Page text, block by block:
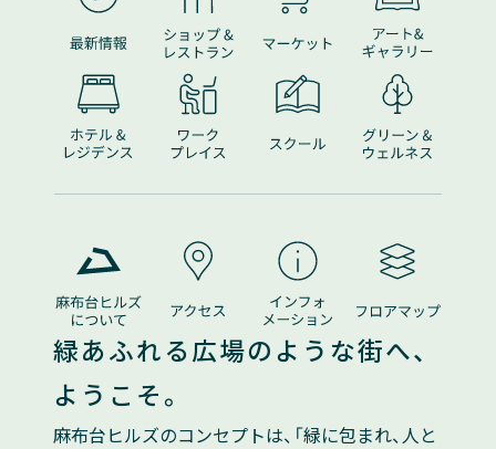
緑あふれる広場のような街へ、
ようこそ。
麻布台ヒルズのコンセプトは、「緑に包まれ、人と